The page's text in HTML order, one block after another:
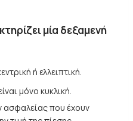
μία δεξαμενή
ή ελλειπτική.
μόνο κυκλική.
που έχουν